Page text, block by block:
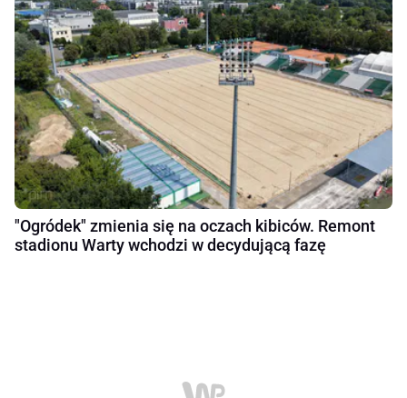
"Ogródek" zmienia się na oczach kibiców. Remont
stadionu Warty wchodzi w decydującą fazę